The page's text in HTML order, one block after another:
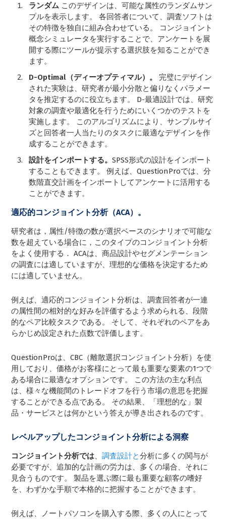
ランダム このデザインは、可能な属性のランダムサン
プルを表示します。 各回答者について、調査ソフトは
その特徴を独自に組み合わせている。 コンジョイント
概念シミュレータを実行することで、アンケートを展
開する際にツールが提示する選択肢を知ることができ
ます。
D-Optimal（ディーオプティマル）。
完璧にデザイン
された実験は、研究者が最小分散と偏りなくパラメー
タを推定するのに役立ちます。 D-最適設計では、研究
対象の調査や最適化を行うためにいくつかのテストを
実施します。 このアルゴリズムにより、サンプルサイ
ズと回答者一人当たりのタスクに最適なデザインを作
成することができます。
設計をインポートする。SPSS形式の設計をインポート
することもできます。 例えば、QuestionProでは、分
数階直交計画をインポートしてアンケートに活用する
ことができます。
適応的コンジョイント分析（ACA）。
研究者は，属性/特徴の数が選択ベースのシナリオで可能な
数を超えている場合に，このタイプのコンジョイント分析
をよく使用する． ACAは、商品設計やセグメンテーション
の調査には適していますが、理想的な価格を決定するため
には適していません。
例えば、適応的コンジョイント分析は、調査回答者が一連
の属性間の相対的な好みを評価するよう求められる、段階
的なペア比較タスクである。 そして、それぞれのペアをあ
らかじめ設定された点数で評価します。
QuestionProは、CBC（離散選択コンジョイント分析）を使
用しており、価格がお客様にとって最も重要な要素の1つで
ある場合に最適なオプションです。 この方法の主な利点
は、様々な機能間のトレードオフを行う市場の意思を把握
することができる点である。 その結果、「理想的な」製
品・サービスとは何かという答えが導き出されるのです。
レベルアップしたコンジョイント分析による洞察
コンジョイント分析では、調査設計と分析に多くの関与が
必要ですが、追加的な計画の労力は、多くの場合、それに
見合うものです。 製品を選ぶ際に最も重要な顧客の嗜好
を、わずかな手順で本格的に把握することができます。
例えば、ノートパソコンを購入する際、多くの人にとって